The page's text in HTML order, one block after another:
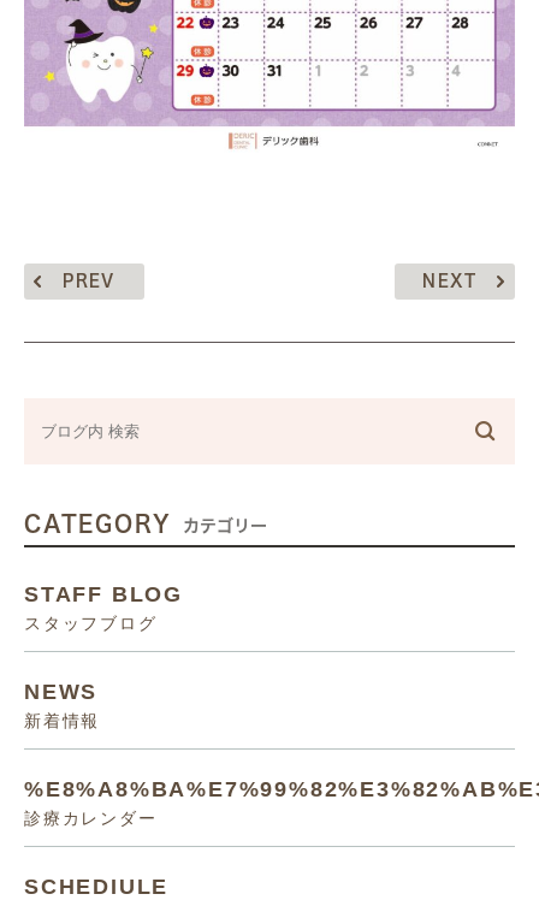
PREV NEXT
CATEGORY カテゴリー
STAFF BLOG
スタッフブログ
NEWS
新着情報
診療カレンダー
SCHEDIULE